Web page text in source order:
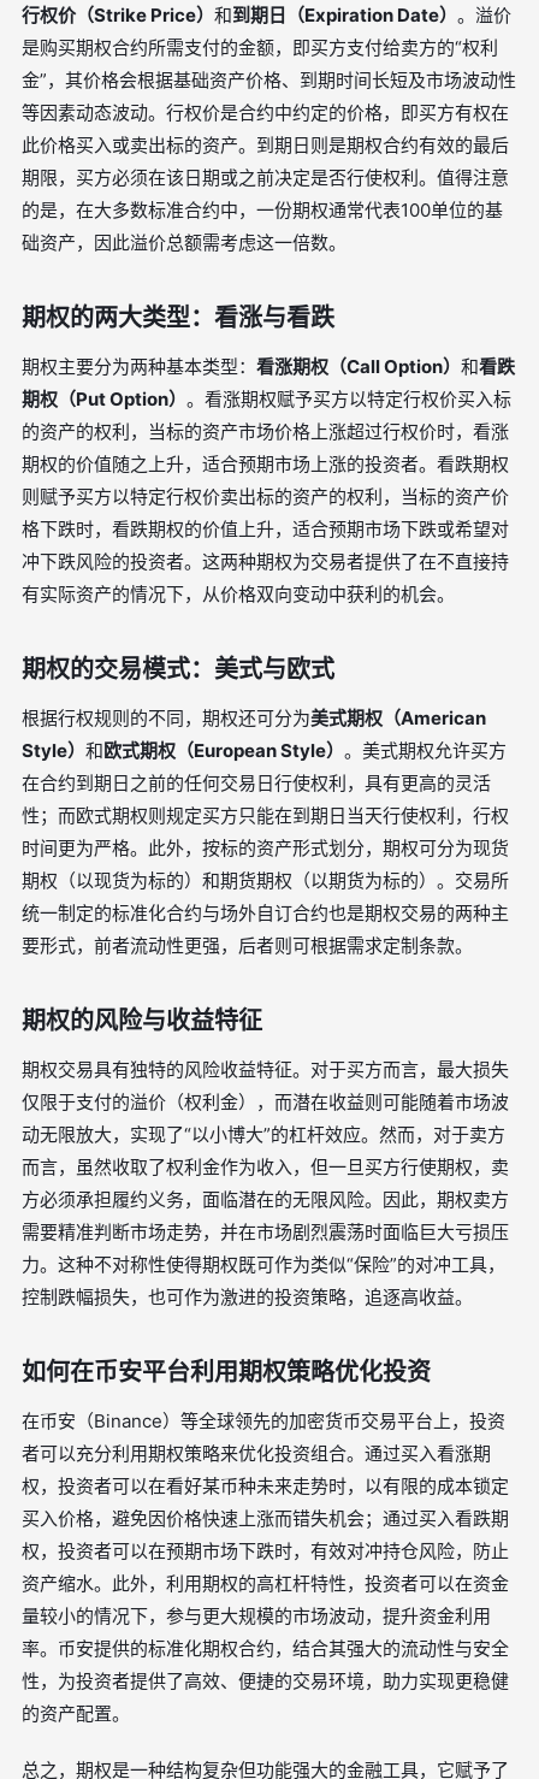
行权价（Strike Price） 和到期日（Expiration Date） 。溢价
是购买期权合约所需支付的金额，即买方支付给卖方的“权利
金”，其价格会根据基础资产价格、到期时间长短及市场波动性
等因素动态波动。行权价是合约中约定的价格，即买方有权在
此价格买入或卖出标的资产。到期日则是期权合约有效的最后
期限，买方必须在该日期或之前决定是否行使权利。值得注意
的是，在大多数标准合约中，一份期权通常代表100单位的基
础资产，因此溢价总额需考虑这一倍数。
期权的两大类型：看涨与看跌
期权主要分为两种基本类型： 看涨期权（Call Option） 和看跌
期权（Put Option） 。看涨期权赋予买方以特定行权价买入标
的资产的权利，当标的资产市场价格上涨超过行权价时，看涨
期权的价值随之上升，适合预期市场上涨的投资者。看跌期权
则赋予买方以特定行权价卖出标的资产的权利，当标的资产价
格下跌时，看跌期权的价值上升，适合预期市场下跌或希望对
冲下跌风险的投资者。这两种期权为交易者提供了在不直接持
有实际资产的情况下，从价格双向变动中获利的机会。
期权的交易模式：美式与欧式
根据行权规则的不同，期权还可分为美式期权（American
Style） 和欧式期权（European Style） 。美式期权允许买方
在合约到期日之前的任何交易日行使权利，具有更高的灵活
性；而欧式期权则规定买方只能在到期日当天行使权利，行权
时间更为严格。此外，按标的资产形式划分，期权可分为现货
期权（以现货为标的）和期货期权（以期货为标的）。交易所
统一制定的标准化合约与场外自订合约也是期权交易的两种主
要形式，前者流动性更强，后者则可根据需求定制条款。
期权的风险与收益特征
期权交易具有独特的风险收益特征。对于买方而言，最大损失
仅限于支付的溢价（权利金），而潜在收益则可能随着市场波
动无限放大，实现了“以小博大”的杠杆效应。然而，对于卖方
而言，虽然收取了权利金作为收入，但一旦买方行使期权，卖
方必须承担履约义务，面临潜在的无限风险。因此，期权卖方
需要精准判断市场走势，并在市场剧烈震荡时面临巨大亏损压
力。这种不对称性使得期权既可作为类似“保险”的对冲工具，
控制跌幅损失，也可作为激进的投资策略，追逐高收益。
如何在币安平台利用期权策略优化投资
在币安（Binance）等全球领先的加密货币交易平台上，投资
者可以充分利用期权策略来优化投资组合。通过买入看涨期
权，投资者可以在看好某币种未来走势时，以有限的成本锁定
买入价格，避免因价格快速上涨而错失机会；通过买入看跌期
权，投资者可以在预期市场下跌时，有效对冲持仓风险，防止
资产缩水。此外，利用期权的高杠杆特性，投资者可以在资金
量较小的情况下，参与更大规模的市场波动，提升资金利用
率。币安提供的标准化期权合约，结合其强大的流动性与安全
性，为投资者提供了高效、便捷的交易环境，助力实现更稳健
的资产配置。
总之，期权是一种结构复杂但功能强大的金融工具，它赋予了